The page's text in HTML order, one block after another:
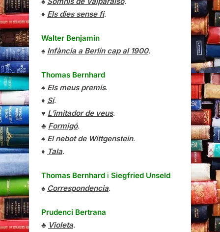
♦ Els dies sense fi.
Walter Benjamin
♠ Infància a Berlín cap al 1900.
Thomas Bernhard
♠ Els meus premis.
♦ Sí.
♥ L’imitador de veus.
♣ Formigó.
♠ El nebot de Wittgenstein.
♦ Tala.
Thomas Bernhard i Siegfried Unseld
♠ Correspondencia.
Prudenci Bertrana
♣ Violeta.